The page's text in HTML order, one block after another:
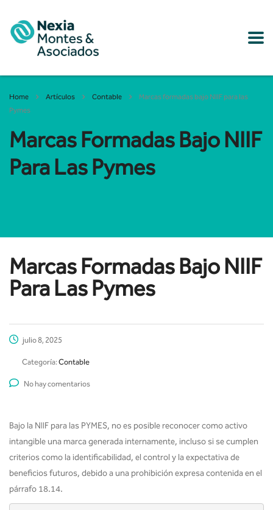
Home Artículos Contable
Marcas formadas bajo NIIF para las
Pymes
Marcas Formadas Bajo NIIF
Para Las Pymes
Marcas Formadas Bajo NIIF
Para Las Pymes
julio 8, 2025
Categoría: Contable
No hay comentarios
Bajo la NIIF para las PYMES, no es posible reconocer como activo
intangible una marca generada internamente, incluso si se cumplen
criterios como la identificabilidad, el control y la expectativa de
beneficios futuros, debido a una prohibición expresa contenida en el
párrafo 18.14.